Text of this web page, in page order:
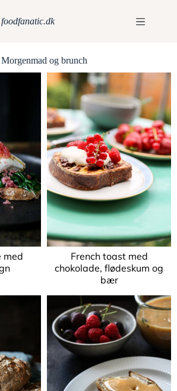
foodfanatic.dk
Morgenmad og brunch
med
French toast med
chokolade, flødeskum og
bær